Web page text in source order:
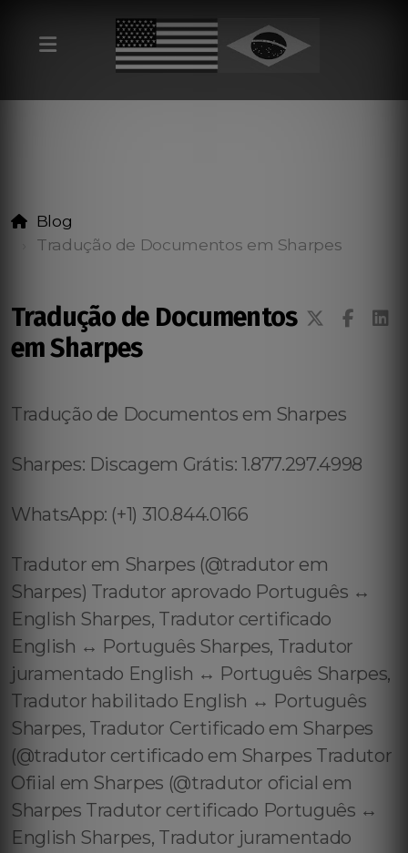
Blog
Tradução de Documentos em Sharpes
Tradução de Documentos
em Sharpes
Tradução de Documentos em Sharpes
Sharpes: Discagem Grátis: 1.877.297.4998
WhatsApp: (+1) 310.844.0166
Tradutor em Sharpes (@tradutor em
Sharpes) Tradutor aprovado Português ↔️
English Sharpes, Tradutor certificado
English ↔️ Português Sharpes, Tradutor
juramentado English ↔️ Português Sharpes,
Tradutor habilitado English ↔️ Português
Sharpes, Tradutor Certificado em Sharpes
(@tradutor certificado em Sharpes Tradutor
Ofiial em Sharpes (@tradutor oficial em
Sharpes Tradutor certificado Português ↔️
English Sharpes, Tradutor juramentado